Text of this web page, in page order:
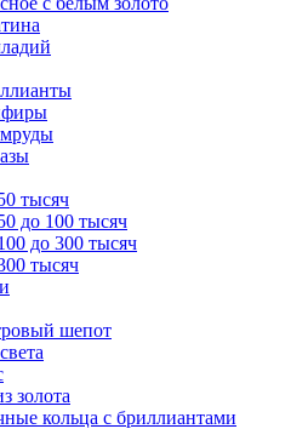
тысяч
до 100 тысяч
до 300 тысяч
тысяч
шепот
золота
кольца с бриллиантами